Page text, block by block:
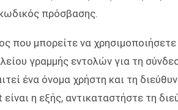
πρόσβασης.
που μπορείτε να
γραμμής εντολών για τη
ένα όνομα χρήστη και τη
η εξής, αντικαταστήστε τη